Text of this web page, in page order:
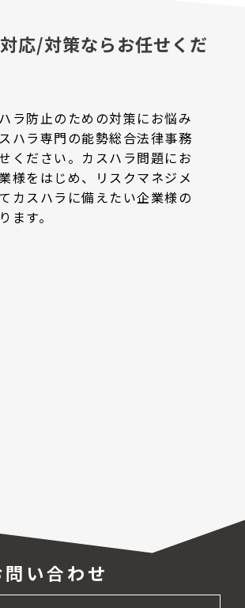
め＞
利用目的の通知、開示、内
または削除、利用の停止・
。）を受け付けておりま
求めは、以下の「個人情報苦
」で受け付けます。
入力するにあたっての注意
載されていない場合、最適
応/対策ならお任せくだ
ラ防止のための対策にお悩み
ハラ専門の能勢総合法律事務
ください。カスハラ問題にお
様をはじめ、リスクマネジメ
カスハラに備えたい企業様の
ます。
い合わせ